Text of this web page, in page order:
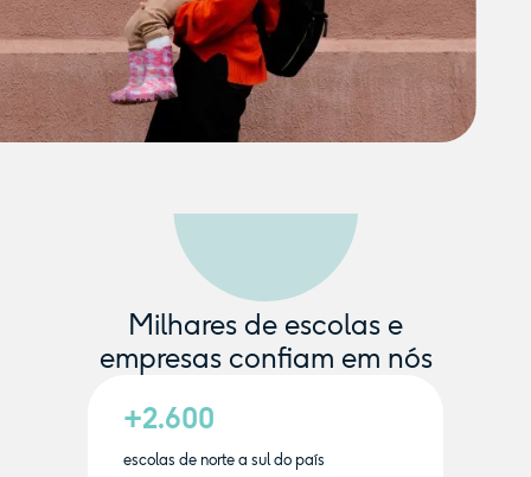
Milhares de escolas e
empresas confiam em nós
+2.600
escolas de norte a sul do país